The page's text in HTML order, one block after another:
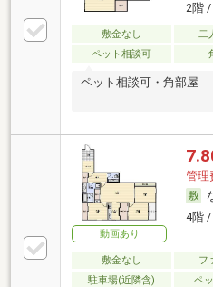
2階 /
敷金なし 二
ペット相談可
ペット相談可・角部屋
動画あり
管理
4階 /
敷金なし フ
駐車場(近隣含)
ペ